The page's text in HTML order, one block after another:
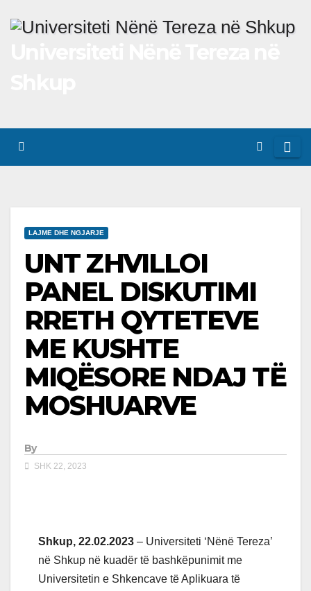
LAJME DHE NGJARJE
UNT ZHVILLOI
PANEL DISKUTIMI
RRETH QYTETEVE
ME KUSHTE
MIQËSORE NDAJ TË
MOSHUARVE
By
SHK 22, 2023
Shkup, 22.02.2023 – Universiteti ‘Nënë Tereza’
në Shkup në kuadër të bashkëpunimit me
Universitetin e Shkencave të Aplikuara të